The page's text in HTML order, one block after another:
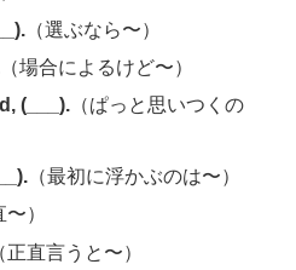
（選ぶなら〜）
（場合によるけど〜）
(___). （ぱっと思いつくの
（最初に浮かぶのは〜）
〜）
正直言うと〜）